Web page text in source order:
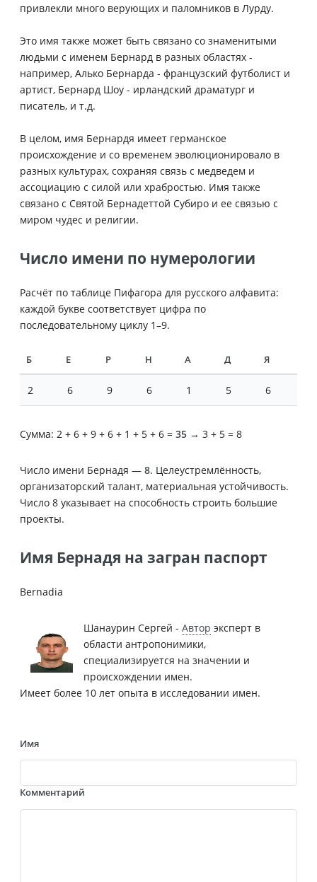
привлекли много верующих и паломников в Лурду.
Это имя также может быть связано со знаменитыми
людьми с именем Бернард в разных областях -
например, Алько Бернарда - французский футболист и
артист, Бернард Шоу - ирландский драматург и
писатель, и т.д.
В целом, имя Бернардя имеет германское
происхождение и со временем эволюционировало в
разных культурах, сохраняя связь с медведем и
ассоциацию с силой или храбростью. Имя также
связано с Святой Бернадеттой Субиро и ее связью с
миром чудес и религии.
Число имени по нумерологии
Расчёт по таблице Пифагора для русского алфавита:
каждой букве соответствует цифра по
последовательному циклу 1–9.
Б Е Р Н А Д Я
2 6 9 6 1 5 6
Сумма: 2 + 6 + 9 + 6 + 1 + 5 + 6 = 35 → 3 + 5 = 8
Число имени Бернадя — 8. Целеустремлённость,
организаторский талант, материальная устойчивость.
Число 8 указывает на способность строить большие
проекты.
Имя Бернадя на загран паспорт
Bernadia
Шанаурин Сергей - Автор эксперт в
области антропонимики,
специализируется на значении и
происхождении имен.
Имеет более 10 лет опыта в исследовании имен.
Имя
Комментарий